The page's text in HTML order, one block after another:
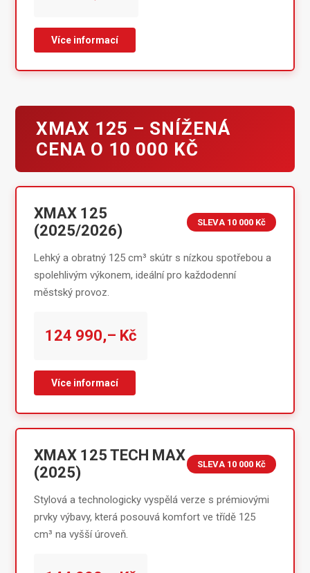
Více informací
XMAX 125 – SNÍŽENÁ
CENA O 10 000 KČ
XMAX 125
(2025/2026)
SLEVA 10 000 Kč
Lehký a obratný 125 cm³ skútr s nízkou spotřebou a
spolehlivým výkonem, ideální pro každodenní
městský provoz.
124 990,– Kč
Více informací
XMAX 125 TECH MAX
(2025)
SLEVA 10 000 Kč
Stylová a technologicky vyspělá verze s prémiovými
prvky výbavy, která posouvá komfort ve třídě 125
cm³ na vyšší úroveň.